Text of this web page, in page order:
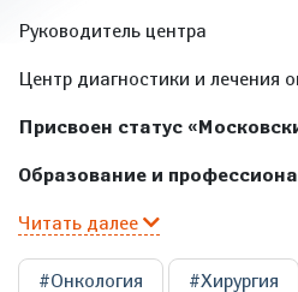
Руководитель центра
Центр диагностики и лечения
Присвоен статус
Образование и
Читать далее
#Онкология #Хирургия